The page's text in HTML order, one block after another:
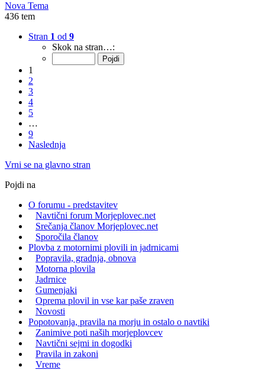
Nova Tema
436 tem
Stran 1 od 9
Skok na stran…:
1
2
3
4
5
…
9
Naslednja
Vrni se na glavno stran
Pojdi na
O forumu - predstavitev
Navtični forum Morjeplovec.net
Srečanja članov Morjeplovec.net
Sporočila članov
Plovba z motornimi plovili in jadrnicami
Popravila, gradnja, obnova
Motorna plovila
Jadrnice
Gumenjaki
Oprema plovil in vse kar paše zraven
Novosti
Popotovanja, pravila na morju in ostalo o navtiki
Zanimive poti naših morjeplovcev
Navtični sejmi in dogodki
Pravila in zakoni
Vreme